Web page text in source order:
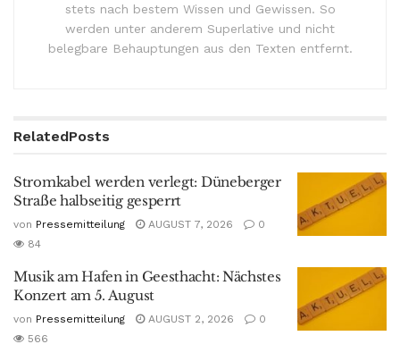
stets nach bestem Wissen und Gewissen. So
werden unter anderem Superlative und nicht
belegbare Behauptungen aus den Texten entfernt.
RelatedPosts
Stromkabel werden verlegt: Düneberger
Straße halbseitig gesperrt
von Pressemitteilung AUGUST 7, 2026
0
84
Musik am Hafen in Geesthacht: Nächstes
Konzert am 5. August
von Pressemitteilung AUGUST 2, 2026
0
566